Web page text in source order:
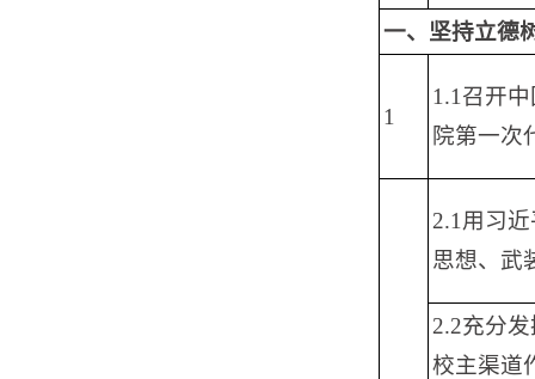
一、坚持立德
1
1.1召开
院第一次
2.1用习
思想、武
2.2充分
校主渠道